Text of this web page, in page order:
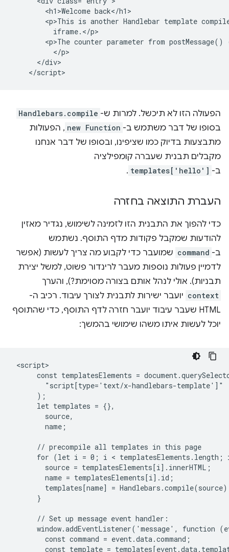
        <h1>Welcome back</h1>
<p>This is another Handlebar template
          iframe.</p>
<p>The counter parameter from postMessage()
          </p>
      </div>
הפעולה הזו לא תיכשל. למרות ש- Handlebars.compile
בסופו של דבר משתמש ב- new Function , הפעולות
מתבצעות בדיוק כמו שציפינו, ובסופו של דבר אנחנו
מקבלים תבנית שעברה קומפילציה
ב- templates['hello']
.
העברת התוצאה בחזרה
כדי להפוך את התבנית הזו לזמינה לשימוש, נגדיר מאזין
להודעות שמקבל פקודות מדף התוסף. נשתמש
ב- command שמועבר כדי לקבוע מה צריך לעשות (אפשר
לדמיין פעולות נוספות מעבר לרינדור פשוט, למשל יצירת
תבניות). אולי לנהל אותם בצורה מסוימת?), והערך
context יועבר ישירות לתבנית לצורך עיבוד. רכיב ה-
HTML שעבר עיבוד יועבר חזרה לדף התוסף, כדי שהתוסף
יוכל לעשות איתו משהו שימושי בהמשך:
<script>
const templatesElements =
        "script[type='text/x-handlebars-template']"
      );
      let templates = {},
        source,
        name;
      // precompile all templates in this page
for (let i = 0; i < templatesElements.length;
        source = templatesElements[i].innerHTML;
        name = templatesElements[i].id;
templates[name] =
      }
      // Set up message event handler:
window.addEventListener('message', function
        const command = event.data.command;
const template =